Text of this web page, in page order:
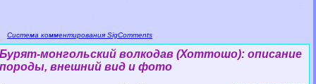
Система комментирования SigComments
Бурят-монгольский волкодав (Хоттошо): описание
породы, внешний вид и фото